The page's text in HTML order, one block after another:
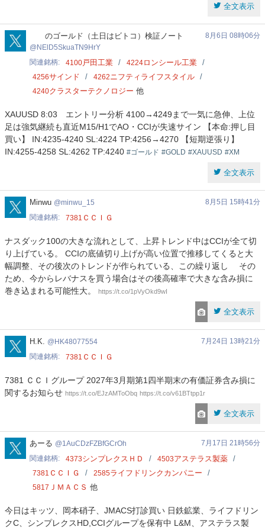
全文表示
NElD5SkuaTN9HrY
のゴールド（土日はビトコ）検証ノート
NElD5SkuaTN9HrY
8月6日 08時06分
関連銘柄 4100戸田工業 4224ロンシール工業
4256サインド 4262ニフティライフスタイル
4240クラスターテクノロジー 他
XAUUSD 8:03 エントリー分析 4100→4249まで一気に急伸、上位
足は強気継続も直近M15/H1でAO・CCIが失速サイン 【本命:押し目
買い】 IN:4235-4240 SL:4224 TP:4256→4270 【短期逆張り】
IN:4255-4258 SL:4262 TP:4240 #ゴールド #GOLD #XAUUSD #XM
全文表示
minwu_15
Minwu minwu_15
8月5日 15時41分
関連銘柄
7381 ＣＣＩＧ
ナスダック100の大きな流れとして、上昇トレンド中はCCIが全て切
り上げている。 CCIの底値切り上げが高い位置で推移してくると大
幅調整、その後次のトレンドが作られている、この繰り返し その
ため、今からレバナスを買う場合はその後高確率で大きな含み損に
巻き込まれる可能性大。
https://t.co/1pVyOkd9wI
全文表示
HK48077554
H.K. HK48077554
7月24日 13時21分
関連銘柄
7381 ＣＣＩＧ
7381 ＣＣＩグループ 2027年3月期第1四半期末の有価証券含み損に
関するお知らせ https://t.co/EJzAMToObq https://t.co/v61BTtpp1r
全文表示
1AuCDzFZBfGCrOh
あーる 1AuCDzFZBfGCrOh
7月17日 21時56分
関連銘柄
4373シンプレクスＨＤ 4503アステラス製薬
7381 ＣＣＩＧ 2585ライフドリンクカンパニー
5817 ＪＭＡＣＳ 他
今日はキッツ、岡本硝子、JMACS打診買い 日鉄鉱業、ライフドリン
クC、シンプレクスHD,CCIグループを保有中 L&M、アステラス製